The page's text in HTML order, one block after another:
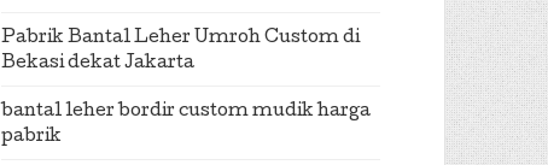
Pabrik Bantal Leher Umroh Custom di
Bekasi dekat Jakarta
bantal leher bordir custom mudik harga
pabrik